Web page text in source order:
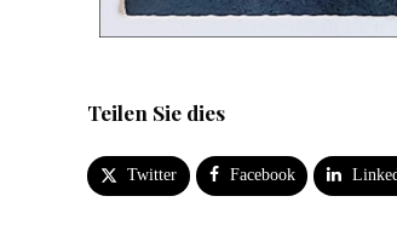
Teilen Sie dies
Twitter Facebook